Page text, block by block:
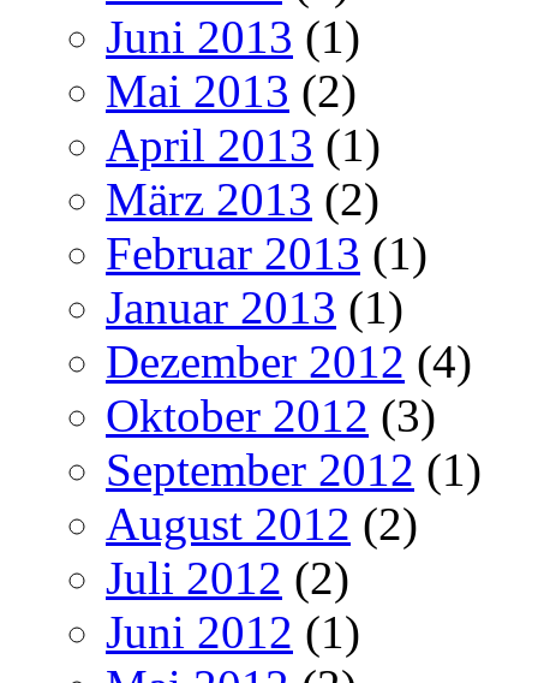
Juni 2013 (1)
Mai 2013 (2)
April 2013 (1)
März 2013 (2)
Februar 2013 (1)
Januar 2013 (1)
Dezember 2012 (4)
Oktober 2012 (3)
September 2012 (1)
August 2012 (2)
Juli 2012 (2)
Juni 2012 (1)